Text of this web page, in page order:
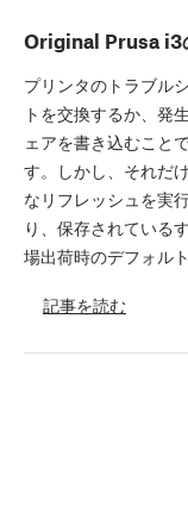
Original Prusa i3
プリンタのトラブル
トを交換するか、発
ェアを書き込むこと
す。しかし、それだ
なリフレッシュを実
り、保存されている
場出荷時のデフォル
記事を読む